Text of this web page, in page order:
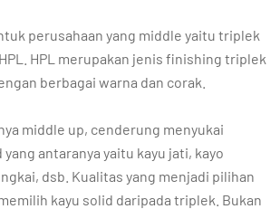
perusahaan yang middle yaitu triplek
HPL merupakan jenis finishing triplek
berbagai warna dan corak.
middle up, cenderung menyukai
antaranya yaitu kayu jati, kayo
dsb. Kualitas yang menjadi pilihan
kayu solid daripada triplek. Bukan